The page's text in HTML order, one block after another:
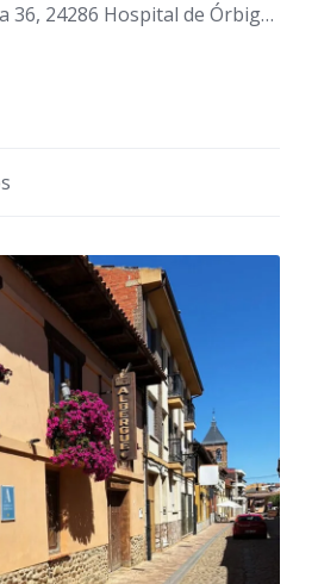
Calle Álvarez Vega 36, 24286 Hospital de Órbigo, León, España